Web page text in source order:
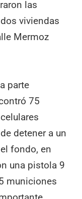
las
viviendas
Mermoz
parte
75
detener a un
fondo, en
una pistola 9
municiones